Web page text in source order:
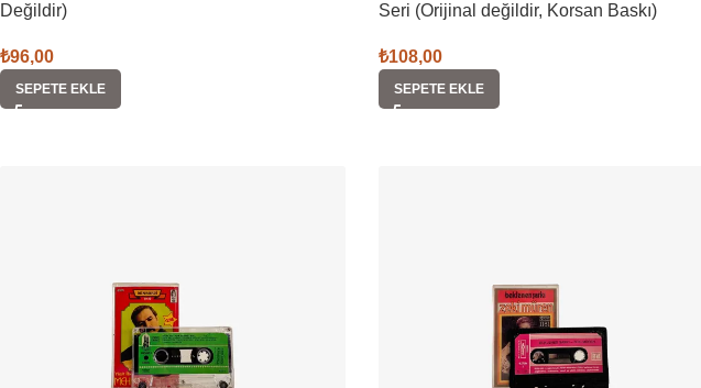
Değildir)
₺96,00
SEPETE EKLE
Seri (Orijinal değildir, Korsan Baskı)
₺108,00
SEPETE EKLE